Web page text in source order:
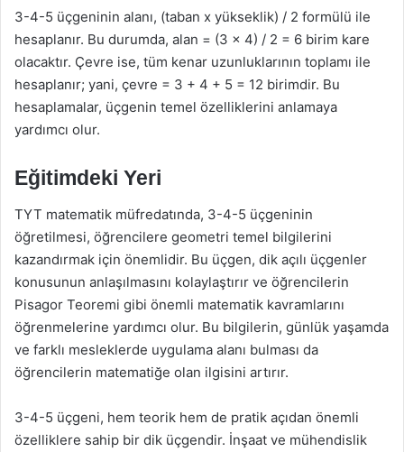
3-4-5 üçgeninin alanı, (taban x yükseklik) / 2 formülü ile
hesaplanır. Bu durumda, alan = (3 x 4) / 2 = 6 birim kare
olacaktır. Çevre ise, tüm kenar uzunluklarının toplamı ile
hesaplanır; yani, çevre = 3 + 4 + 5 = 12 birimdir. Bu
hesaplamalar, üçgenin temel özelliklerini anlamaya
yardımcı olur.
Eğitimdeki Yeri
TYT matematik müfredatında, 3-4-5 üçgeninin
öğretilmesi, öğrencilere geometri temel bilgilerini
kazandırmak için önemlidir. Bu üçgen, dik açılı üçgenler
konusunun anlaşılmasını kolaylaştırır ve öğrencilerin
Pisagor Teoremi gibi önemli matematik kavramlarını
öğrenmelerine yardımcı olur. Bu bilgilerin, günlük yaşamda
ve farklı mesleklerde uygulama alanı bulması da
öğrencilerin matematiğe olan ilgisini artırır.
3-4-5 üçgeni, hem teorik hem de pratik açıdan önemli
özelliklere sahip bir dik üçgendir. İnşaat ve mühendislik